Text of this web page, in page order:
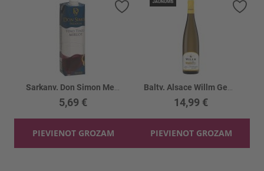
5,69 €
PIEVIENOT GROZAM
Pievienot vēlmju sarakstam
14,99 €
PIEVIENOT GROZAM